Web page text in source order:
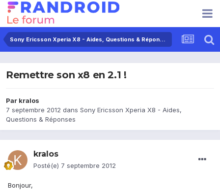
Sony Ericsson Xperia X8 - Aides, Questions & Réponses
Remettre son x8 en 2.1 !
Par kralos
7 septembre 2012 dans Sony Ericsson Xperia X8 - Aides,
Questions & Réponses
kralos
Posté(e) 7 septembre 2012
Bonjour,